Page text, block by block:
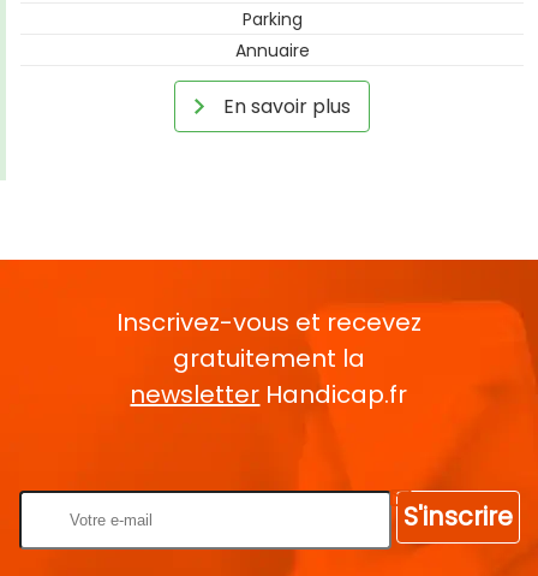
Parking
Annuaire
En savoir plus
Inscrivez-vous et recevez
gratuitement la
newsletter Handicap.fr
S'inscrire